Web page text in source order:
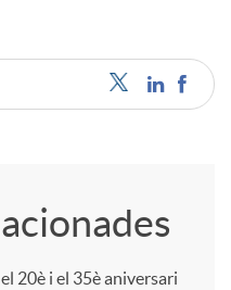
20è i el 35è aniversari